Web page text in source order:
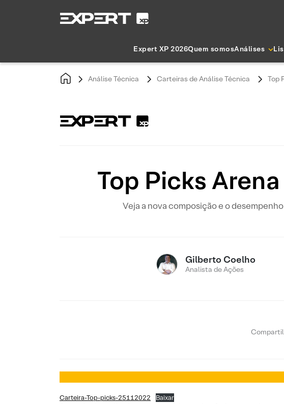
Expert XP 2026Quem somosAnálises
Análise Técnica Carteiras de Análise Técnica Top
Top Picks
Veja a nova composição e o
Gilberto Coelho
Analista de Ações
Carteira-Top-picks-25112022 Baixar